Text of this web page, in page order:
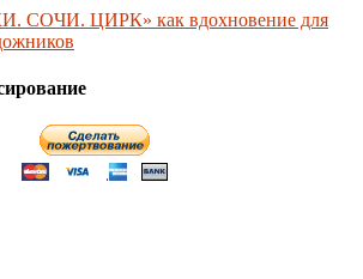
СОЧИ. ЦИРК» как вдохновение для